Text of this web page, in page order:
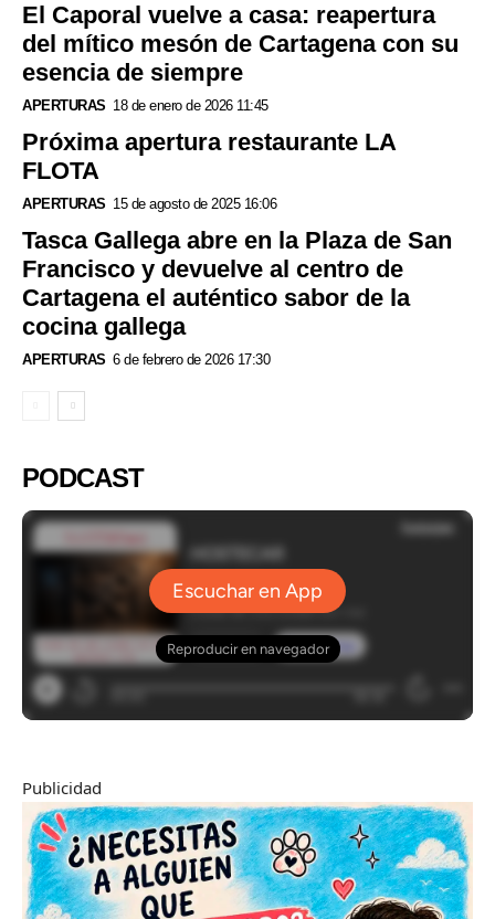
El Caporal vuelve a casa: reapertura
del mítico mesón de Cartagena con su
esencia de siempre
APERTURAS 18 de enero de 2026 11:45
Próxima apertura restaurante LA
FLOTA
APERTURAS 15 de agosto de 2025 16:06
Tasca Gallega abre en la Plaza de San
Francisco y devuelve al centro de
Cartagena el auténtico sabor de la
cocina gallega
APERTURAS 6 de febrero de 2026 17:30
PODCAST
Publicidad